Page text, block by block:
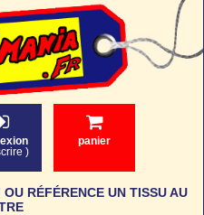
)
panier
RÉFÉRENCE UN TISSU AU